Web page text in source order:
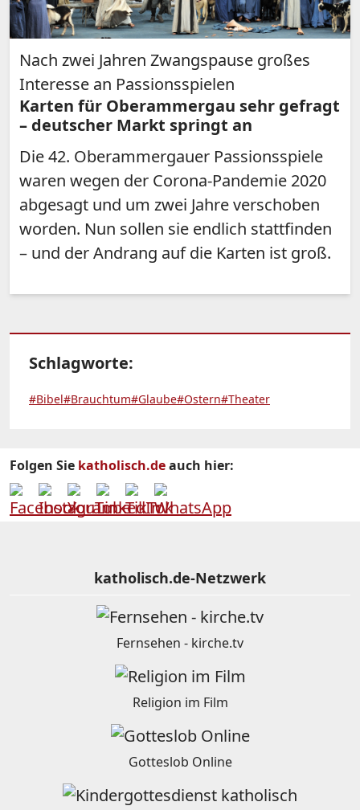
Nach zwei Jahren Zwangspause großes
Interesse an Passionsspielen
Karten für Oberammergau sehr gefragt
– deutscher Markt springt an
Die 42. Oberammergauer Passionsspiele
waren wegen der Corona-Pandemie 2020
abgesagt und um zwei Jahre verschoben
worden. Nun sollen sie endlich stattfinden
– und der Andrang auf die Karten ist groß.
Schlagworte:
#Bibel#Brauchtum#Glaube#Ostern#Theater
Folgen Sie katholisch.deauch hier:
katholisch.de-Netzwerk
Fernsehen - kirche.tv
Religion im Film
Gotteslob Online